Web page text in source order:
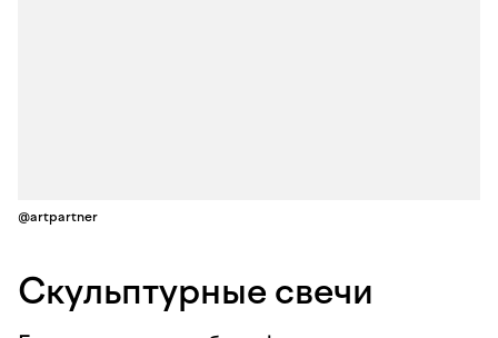
@artpartner
Скульптурные свечи